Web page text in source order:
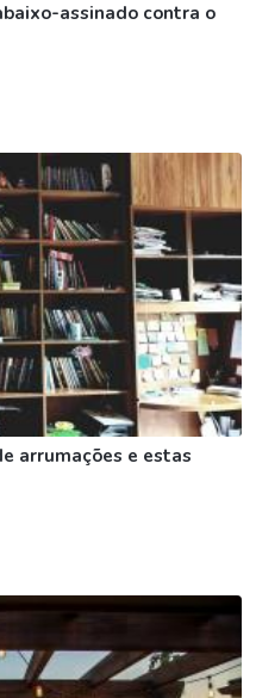
assinado contra o
arrumações e estas